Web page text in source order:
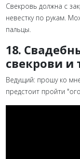
Свекровь должна с
невестку по рукам.
пальцы.
18.
свекрови
Ведущий: прошу ко
предстоит пройти